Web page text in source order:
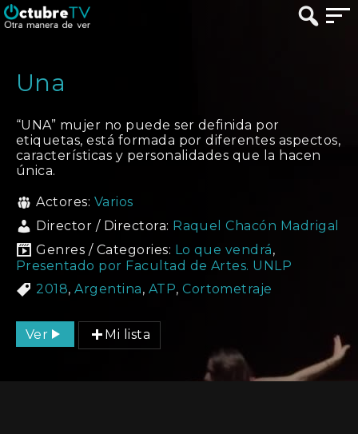
Una
“UNA” mujer no puede ser definida por
etiquetas, está formada por diferentes aspectos,
características y personalidades que la hacen
única.
Actores: Varios
Director / Directora: Raquel Chacón Madrigal
Genres / Categories: Lo que vendrá,
Presentado por Facultad de Artes. UNLP
2018,Argentina, ATP, Cortometraje
Ver Mi lista